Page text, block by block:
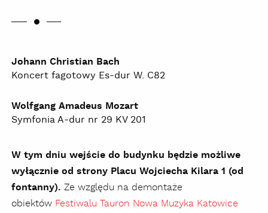
Johann Christian Bach
Koncert fagotowy Es-dur W. C82
Wolfgang Amadeus Mozart
Symfonia A-dur nr 29 KV 201
W tym dniu wejście do budynku będzie możliwe
wyłącznie od strony Placu Wojciecha Kilara 1 (od
fontanny). Ze względu na demontaże
obiektów Festiwalu Tauron Nowa Muzyka Katowice